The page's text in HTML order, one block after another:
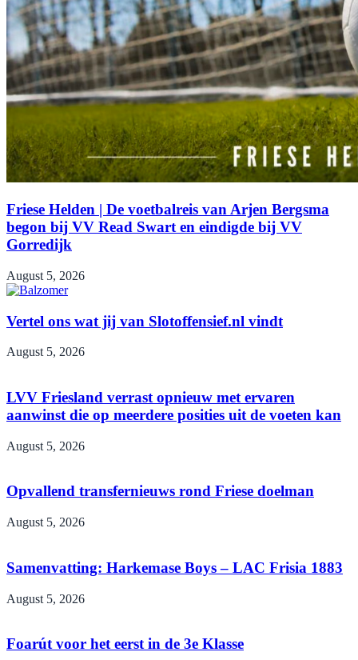
Friese Helden | De voetbalreis van Arjen Bergsma
begon bij VV Read Swart en eindigde bij VV
Gorredijk
August 5, 2026
Vertel ons wat jij van Slotoffensief.nl vindt
August 5, 2026
LVV Friesland verrast opnieuw met ervaren
aanwinst die op meerdere posities uit de voeten kan
August 5, 2026
Opvallend transfernieuws rond Friese doelman
August 5, 2026
Samenvatting: Harkemase Boys – LAC Frisia 1883
August 5, 2026
Foarút voor het eerst in de 3e Klasse